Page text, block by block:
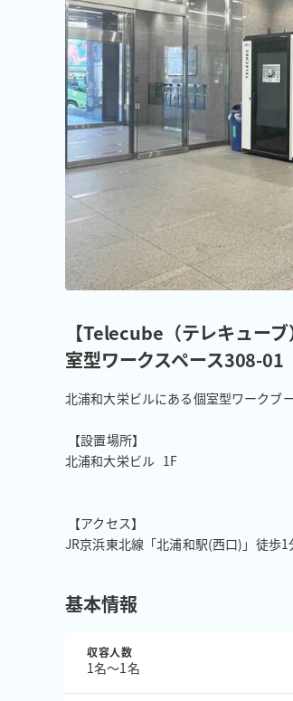
【Telecube（テレキュー
室型ワークスペース308-01
北浦和大栄ビルにある個室型ワークブ
北浦和大栄ビル	1F
JR京浜東北線「北浦和駅(西口)」徒歩1
基本情報
収容人数
1名〜1名